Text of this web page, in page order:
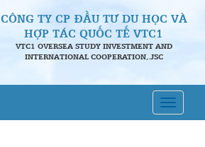
CÔNG TY CP ĐẦU TƯ DU HỌC VÀ
HỢP TÁC QUỐC TẾ VTC1
VTC1 OVERSEA STUDY INVESTMENT AND
INTERNATIONAL COOPERATION,.JSC